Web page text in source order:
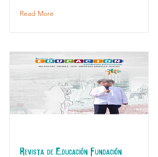
Read More
Revista de Educación Fundación